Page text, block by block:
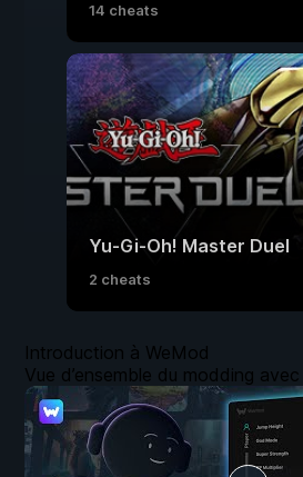
14 cheats
Yu-Gi-Oh! Master Duel
2 cheats
Introduction à WeMod
Vue d’ensemble du modding